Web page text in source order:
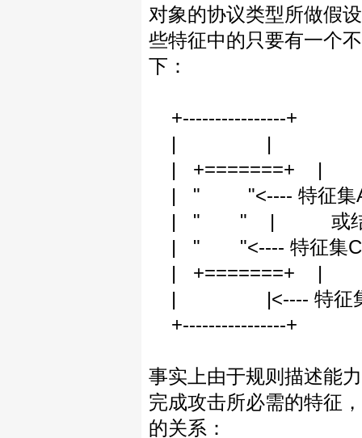
对象的协议类型所做假
些特征中的只要有一个
下：
+----------------+
| |
| +=======+ |
| " "<---- 特征集A：
| " " | 或结构
| " "<---- 特征集C：
| +=======+ |
| |<---- 特征集B：
+----------------+
事实上由于规则描述能
完成攻击所必需的特征
的关系：